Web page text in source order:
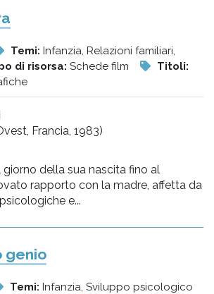
Temi: Infanzia, Relazioni familiari,
di risorsa: Schede film
Titoli:
Francia, 1983)
giorno della sua nascita fino al
rapporto con la madre, affetta da
e...
genio
Temi: Infanzia, Sviluppo psicologico